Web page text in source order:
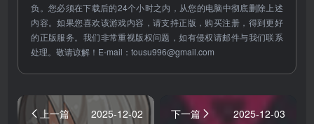
负。您必须在下载后的24个小时之内，从您的电脑中彻底删除上述
内容。如果您喜欢该游戏内容，请支持正版，购买注册，得到更好
的正版服务。我们非常重视版权问题，如有侵权请邮件与我们联系
处理。敬请谅解！E-mail：tousu996@gmail.com
上一篇
2025-12-02
下一篇 2025-12-03